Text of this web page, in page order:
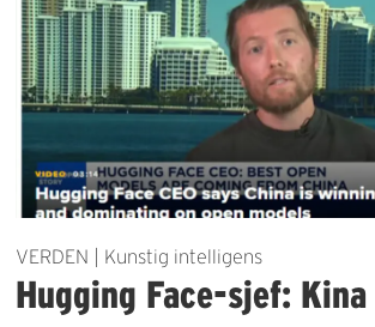
VERDEN | Kunstig intelligens
Hugging Face-sjef: